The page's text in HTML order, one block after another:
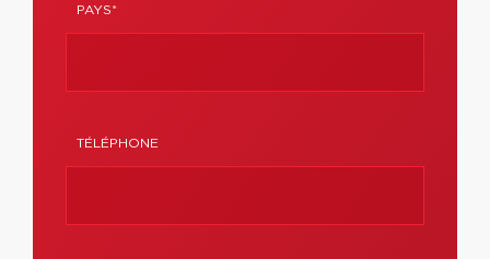
PAYS*
TÉLÉPHONE